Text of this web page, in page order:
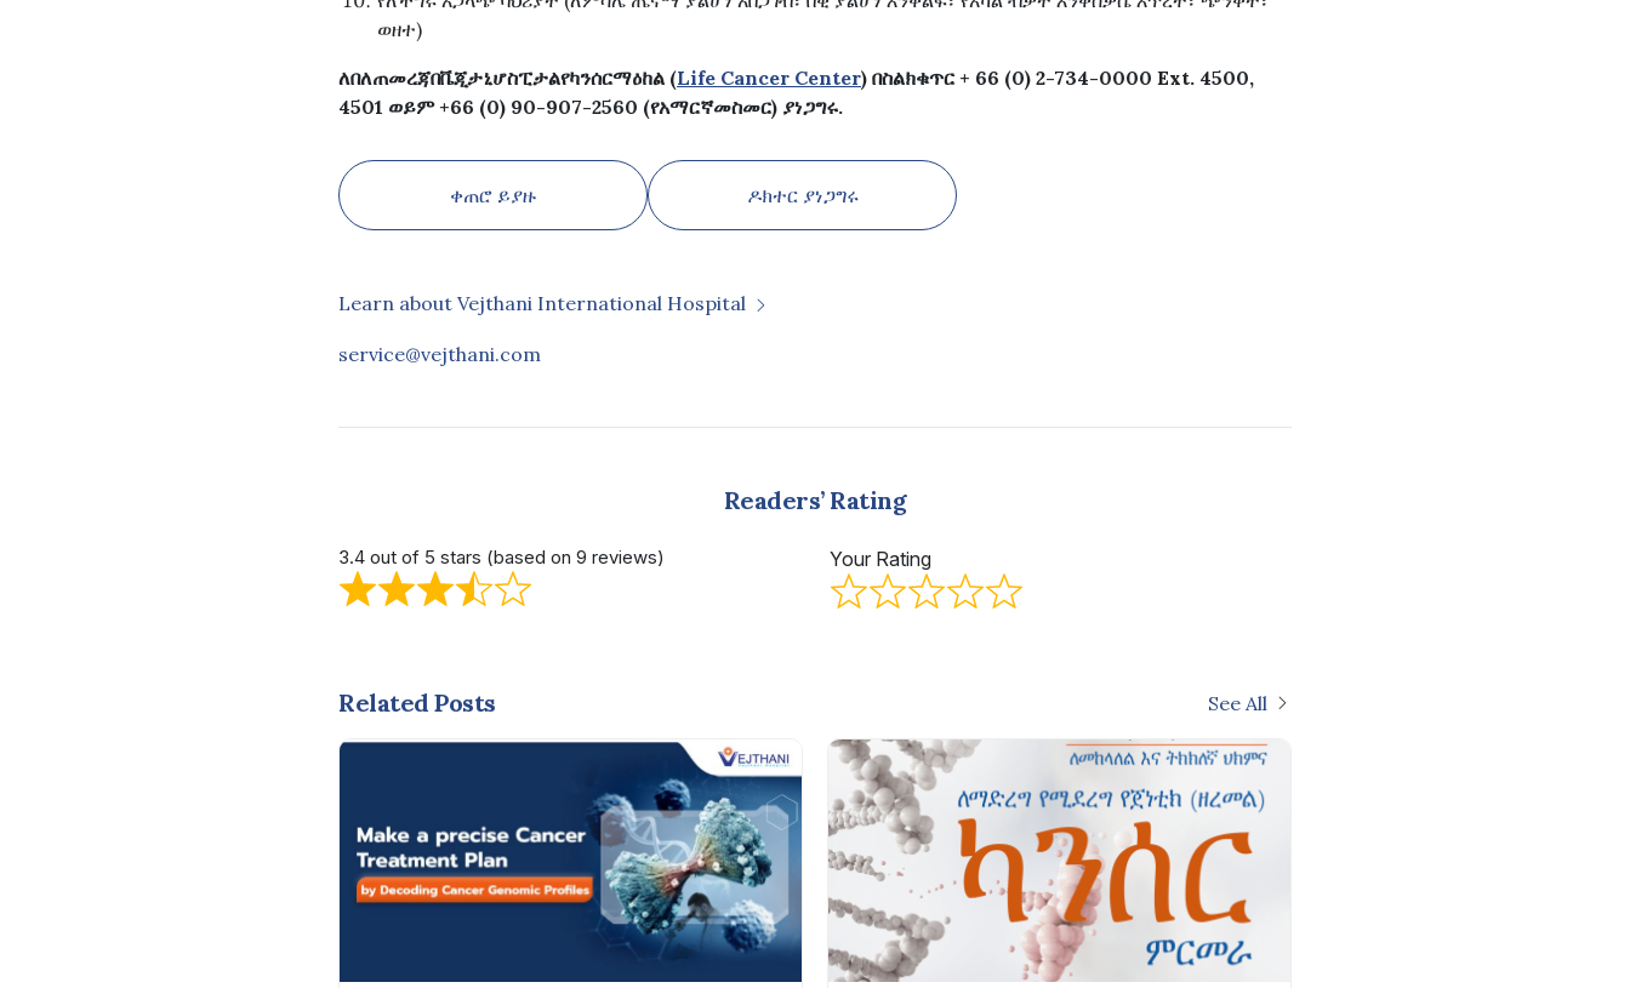
ወዘተ)
ለበለጠመረጃበቬጂታኒሆስፒታልየካንሰርማዕከል (Life Cancer Center) በስልክቁጥር + 66 (0) 2-734-0000 Ext. 4500,
4501 ወይም +66 (0) 90-907-2560 (የአማርኛመስመር) ያነጋግሩ.
ቀጠሮ ይያዙ ዶክተር ያነጋግሩ
Learn about Vejthani International Hospital
service@vejthani.com
Readers’ Rating
3.4 out of 5 stars (based on 9 reviews) Your Rating
Related Posts See All